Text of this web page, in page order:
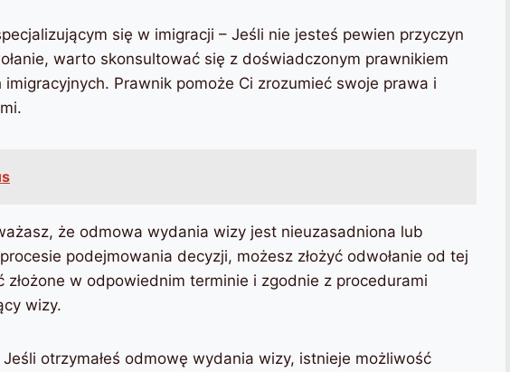
się w imigracji – Jeśli nie jesteś pewien przyczyn
warto skonsultować się z doświadczonym prawnikiem
Prawnik pomoże Ci zrozumieć swoje prawa i
że odmowa wydania wizy jest nieuzasadniona lub
podejmowania decyzji, możesz złożyć odwołanie od tej
złożone w odpowiednim terminie i zgodnie z procedurami
wizy.
otrzymałeś odmowę wydania wizy, istnieje możliwość